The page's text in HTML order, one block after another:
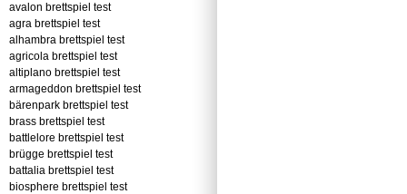
avalon brettspiel test
agra brettspiel test
alhambra brettspiel test
agricola brettspiel test
altiplano brettspiel test
armageddon brettspiel test
bärenpark brettspiel test
brass brettspiel test
battlelore brettspiel test
brügge brettspiel test
battalia brettspiel test
biosphere brettspiel test